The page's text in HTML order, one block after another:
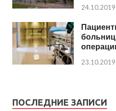
24.10.2019
23.10.2019
ПОСЛЕДНИЕ ЗАПИСИ